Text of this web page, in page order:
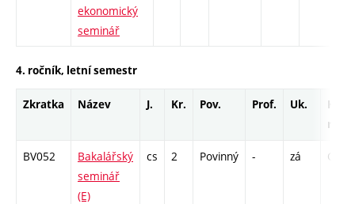
ekonomický
seminář
4. ročník, letní semestr
Zkratka Název J. Kr. Pov. Prof. Uk.
Hod.
BV052
Bakalářský
seminář
(E)
cs 2 Povinný - zá C1 -